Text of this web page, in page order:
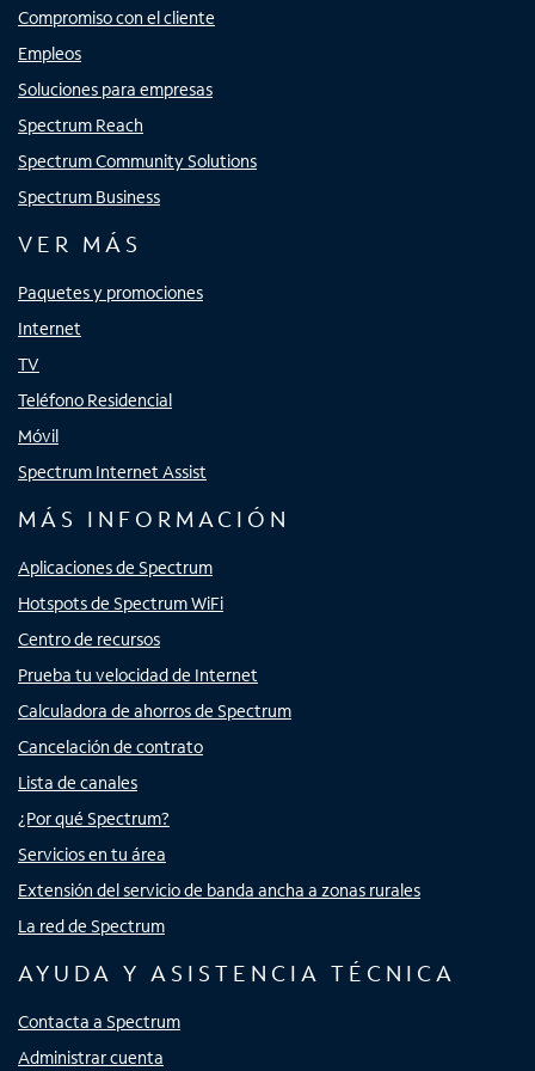
Compromiso con el cliente
Empleos
Soluciones para empresas
Spectrum Reach
Spectrum Community Solutions
Spectrum Business
VER MÁS
Paquetes y promociones
Internet
TV
Teléfono Residencial
Móvil
Spectrum Internet Assist
MÁS INFORMACIÓN
Aplicaciones de Spectrum
Hotspots de Spectrum WiFi
Centro de recursos
Prueba tu velocidad de Internet
Calculadora de ahorros de Spectrum
Cancelación de contrato
Lista de canales
¿Por qué Spectrum?
Servicios en tu área
Extensión del servicio de banda ancha a zonas rurales
La red de Spectrum
AYUDA Y ASISTENCIA TÉCNICA
Contacta a Spectrum
Administrar cuenta